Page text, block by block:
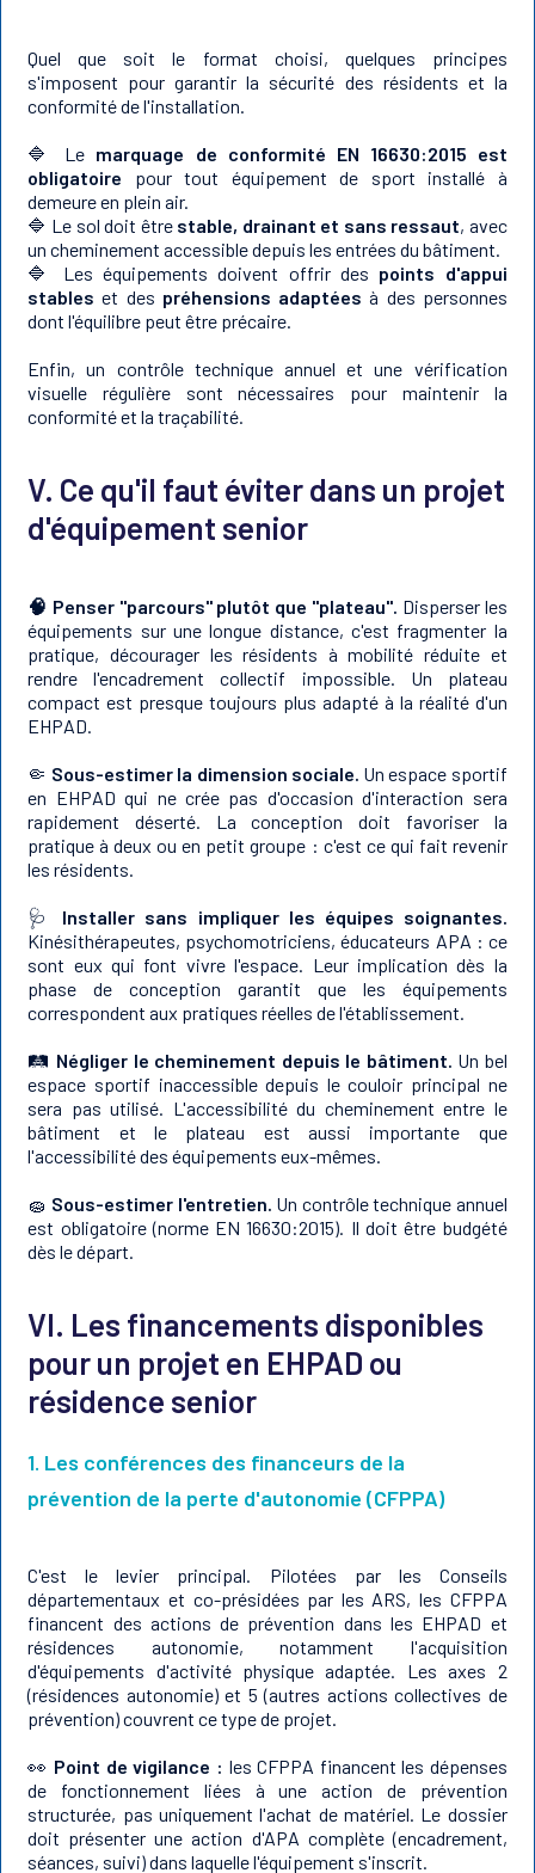
Quel que soit le format choisi, quelques principes
s'imposent pour garantir la sécurité des résidents et la
conformité de l'installation.
🔷 Le marquage de conformité EN 16630:2015 est
obligatoire pour tout équipement de sport installé à
demeure en plein air.
🔷 Le sol doit être stable, drainant et sans ressaut, avec
un cheminement accessible depuis les entrées du bâtiment.
🔷 Les équipements doivent offrir des points d'appui
stables et des préhensions adaptéesà des personnes
dont l'équilibre peut être précaire.
Enfin, un contrôle technique annuel et une vérification
visuelle régulière sont nécessaires pour maintenir la
conformité et la traçabilité.
V. Ce qu'il faut éviter dans un projet
d'équipement senior
🧠 Penser "parcours" plutôt que "plateau". Disperser les
équipements sur une longue distance, c'est fragmenter la
pratique, décourager les résidents à mobilité réduite et
rendre l'encadrement collectif impossible. Un plateau
compact est presque toujours plus adapté à la réalité d'un
EHPAD.
🤏 Sous-estimer la dimension sociale. Un espace sportif
en EHPAD qui ne crée pas d'occasion d'interaction sera
rapidement déserté. La conception doit favoriser la
pratique à deux ou en petit groupe : c'est ce qui fait revenir
les résidents.
🩺 Installer sans impliquer les équipes soignantes.
Kinésithérapeutes, psychomotriciens, éducateurs APA : ce
sont eux qui font vivre l'espace. Leur implication dès la
phase de conception garantit que les équipements
correspondent aux pratiques réelles de l'établissement.
🛤️ Négliger le cheminement depuis le bâtiment. Un bel
espace sportif inaccessible depuis le couloir principal ne
sera pas utilisé. L'accessibilité du cheminement entre le
bâtiment et le plateau est aussi importante que
l'accessibilité des équipements eux-mêmes.
🧽 Sous-estimer l'entretien. Un contrôle technique annuel
est obligatoire (norme EN 16630:2015). Il doit être budgété
dès le départ.
VI. Les financements disponibles
pour un projet en EHPAD ou
résidence senior
1. Les conférences des financeurs de la
prévention de la perte d'autonomie (CFPPA)
C'est le levier principal. Pilotées par les Conseils
départementaux et co-présidées par les ARS, les CFPPA
financent des actions de prévention dans les EHPAD et
résidences autonomie, notamment l'acquisition
d'équipements d'activité physique adaptée. Les axes 2
(résidences autonomie) et 5 (autres actions collectives de
prévention) couvrent ce type de projet.
👀 Point de vigilance : les CFPPA financent les dépenses
de fonctionnement liées à une action de prévention
structurée, pas uniquement l'achat de matériel. Le dossier
doit présenter une action d'APA complète (encadrement,
séances, suivi) dans laquelle l'équipement s'inscrit.